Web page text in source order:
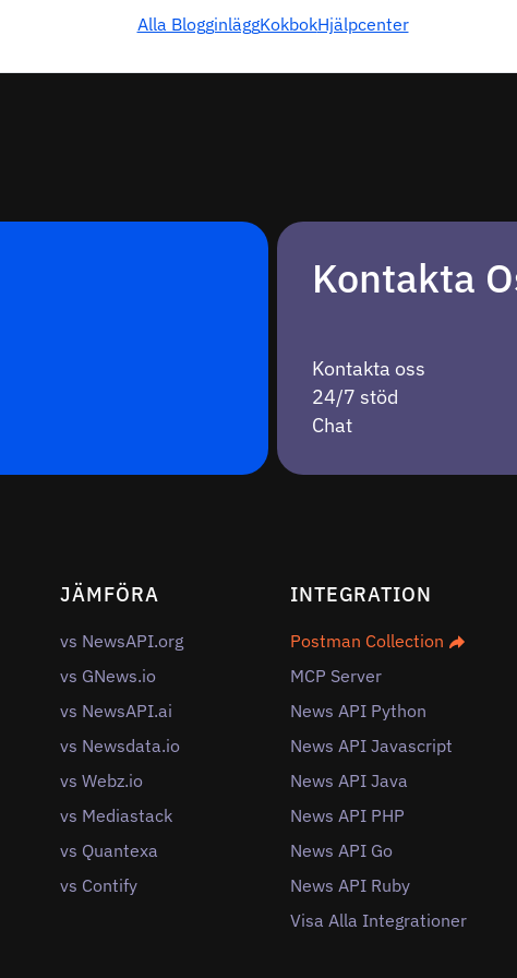
Alla BlogginläggKokbokHjälpcenter
Kontakta
Kontakta oss
24/7 stöd
Chat
JÄMFÖRA
vs NewsAPI.org
vs GNews.io
vs NewsAPI.ai
vs Newsdata.io
vs Webz.io
vs Mediastack
vs Quantexa
vs Contify
INTEGRATION
Postman Collection
MCP Server
News API Python
News API Javascript
News API Java
News API PHP
News API Go
News API Ruby
Visa Alla Integrationer